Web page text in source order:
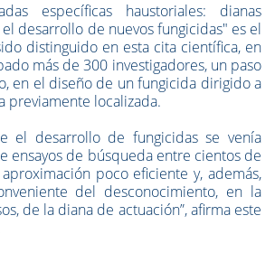
específicas haustoriales: dianas
desarrollo de nuevos fungicidas" es el
distinguido en esta cita científica, en
más de 300 investigadores, un paso
en el diseño de un fungicida dirigido a
previamente localizada.
el desarrollo de fungicidas se venía
ensayos de búsqueda entre cientos de
poco eficiente y, además,
del desconocimiento, en la
de la diana de actuación”, afirma este